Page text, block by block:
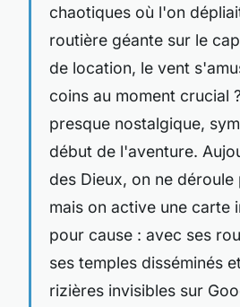
chaotiques où l'on
routière géante sur le
de location, le vent
coins au moment crucial
presque nostalgique,
début de l'aventure.
des Dieux, on ne
mais on active une carte
pour cause : avec ses
ses temples disséminés
rizières invisibles sur